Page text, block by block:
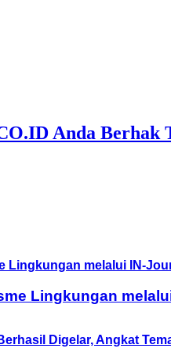
Anda Berhak
Lingkungan